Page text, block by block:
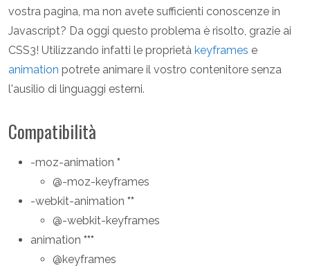
vostra pagina, ma non avete sufficienti conoscenze in
Javascript? Da oggi questo problema è risolto, grazie ai
CSS3! Utilizzando infatti le proprietà keyframes e
animation potrete animare il vostro contenitore senza
l'ausilio di linguaggi esterni.
Compatibilità
-moz-animation *
@-moz-keyframes
-webkit-animation **
@-webkit-keyframes
animation ***
@keyframes